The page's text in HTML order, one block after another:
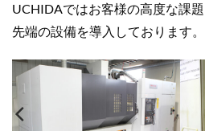
UCHIDAではお客様の高度な課
先端の設備を導入しております。